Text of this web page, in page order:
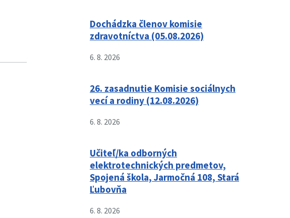
Dochádzka členov komisie
zdravotníctva (05.08.2026)
6. 8. 2026
26. zasadnutie Komisie sociálnych
vecí a rodiny (12.08.2026)
6. 8. 2026
Učiteľ/ka odborných
elektrotechnických predmetov,
Spojená škola, Jarmočná 108, Stará
Ľubovňa
6. 8. 2026